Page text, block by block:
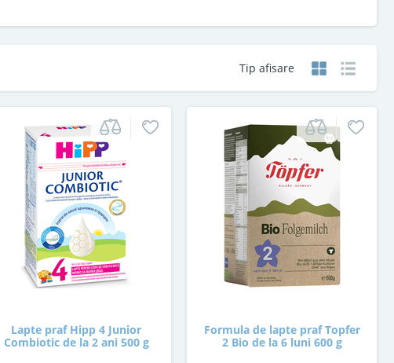
Tip afisare
Lapte praf Hipp 4 Junior
Combiotic de la 2 ani 500 g
Formula de lapte praf Topfer
2 Bio de la 6 luni 600 g